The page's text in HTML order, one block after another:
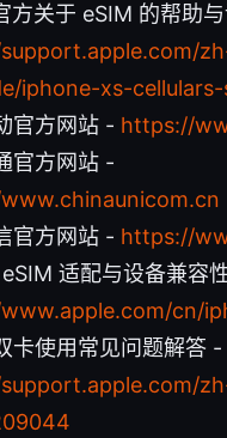
方关于 eSIM 的帮助
iphone-xs-
官方网站 - https://
官方网站 -
官方网站 - https://
适配与设备兼容
cn/
卡使用常见问题解答 -